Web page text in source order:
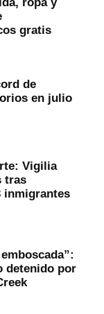
gratis
de
en julio
Vigilia
tras
inmigrantes
detenido por